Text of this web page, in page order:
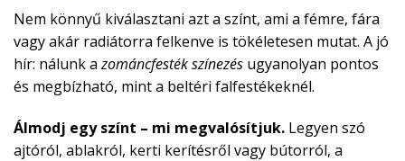
Nem könnyű kiválasztani azt a színt, ami a fémre, fára
vagy akár radiátorra felkenve is tökéletesen mutat. A jó
hír: nálunk azománcfesték színezés ugyanolyan pontos
és megbízható, mint a beltéri falfestékeknél.
Álmodj egy színt – mi megvalósítjuk. Legyen szó
ajtóról, ablakról, kerti kerítésről vagy bútorról, a